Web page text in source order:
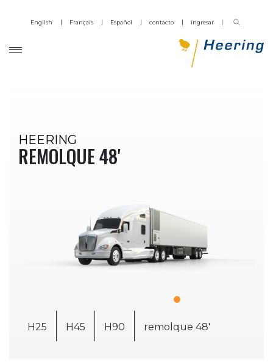
English Français Español contacto ingresar
HEERING
REMOLQUE 48'
H25 H45 H90 remolque 48'